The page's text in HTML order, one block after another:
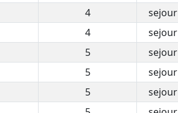
4 sejour
4 sejour
5 sejour
5 sejour
5 sejour